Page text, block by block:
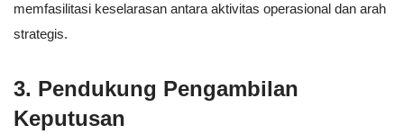
memfasilitasi keselarasan antara aktivitas operasional dan arah
strategis.
3. Pendukung Pengambilan
Keputusan